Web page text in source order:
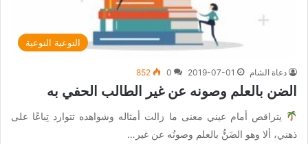
التوعية النوعية
دعاة الشام 2019-07-01
0
852
الضن بالعلم وصونه عن غير الطالب الحفي به
يتراقص أمام عيني معنى ما زالت أمثاله وشواهده تتوارد تِباعًا على
ذهني، ألا وهو الضَنُّ بالعلم وصونُه عن غير…